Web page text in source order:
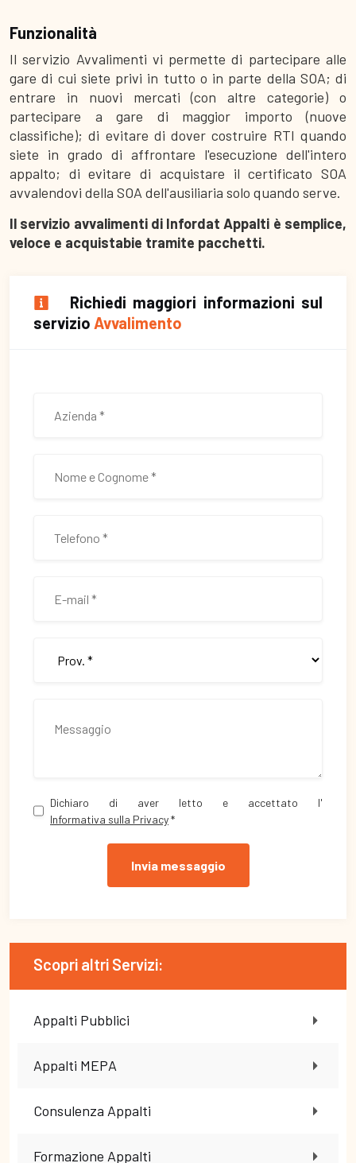
Funzionalità
Il servizio Avvalimenti vi permette di partecipare alle
gare di cui siete privi in tutto o in parte della SOA; di
entrare in nuovi mercati (con altre categorie) o
partecipare a gare di maggior importo (nuove
classifiche); di evitare di dover costruire RTI quando
siete in grado di affrontare l'esecuzione dell'intero
appalto; di evitare di acquistare il certificato SOA
avvalendovi della SOA dell'ausiliaria solo quando serve.
Il servizio avvalimenti di Infordat Appalti è semplice,
veloce e acquistabie tramite pacchetti.
Richiedi maggiori informazioni sul
servizio Avvalimento
Dichiaro di aver letto e accettato l'
Informativa sulla Privacy*
Invia messaggio
Scopri altri Servizi:
Appalti Pubblici
Appalti MEPA
Consulenza Appalti
Formazione Appalti